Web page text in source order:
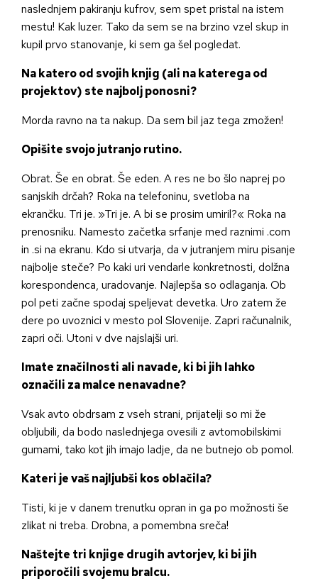
naslednjem pakiranju kufrov, sem spet pristal na istem
mestu! Kak luzer. Tako da sem se na brzino vzel skup in
kupil prvo stanovanje, ki sem ga šel pogledat.
Na katero od svojih knjig (ali na katerega od
projektov) ste najbolj ponosni?
Morda ravno na ta nakup. Da sem bil jaz tega zmožen!
Opišite svojo jutranjo rutino.
Obrat. Še en obrat. Še eden. A res ne bo šlo naprej po
sanjskih drčah? Roka na telefoninu, svetloba na
ekrančku. Tri je. »Tri je. A bi se prosim umiril?« Roka na
prenosniku. Namesto začetka srfanje med raznimi .com
in .si na ekranu. Kdo si utvarja, da v jutranjem miru pisanje
najbolje steče? Po kaki uri vendarle konkretnosti, dolžna
korespondenca, uradovanje. Najlepša so odlaganja. Ob
pol peti začne spodaj speljevat devetka. Uro zatem že
dere po uvoznici v mesto pol Slovenije. Zapri računalnik,
zapri oči. Utoni v dve najslajši uri.
Imate značilnosti ali navade, ki bi jih lahko
označili za malce nenavadne?
Vsak avto obdrsam z vseh strani, prijatelji so mi že
obljubili, da bodo naslednjega ovesili z avtomobilskimi
gumami, tako kot jih imajo ladje, da ne butnejo ob pomol.
Kateri je vaš najljubši kos oblačila?
Tisti, ki je v danem trenutku opran in ga po možnosti še
zlikat ni treba. Drobna, a pomembna sreča!
Naštejte tri knjige drugih avtorjev, ki bi jih
priporočili svojemu bralcu.